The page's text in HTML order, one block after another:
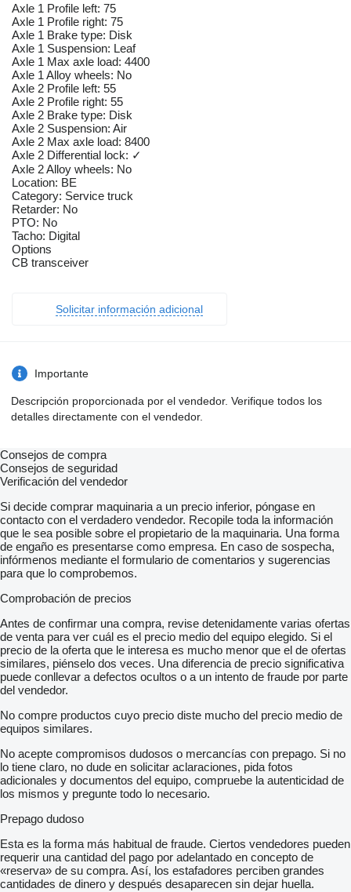
Axle 1 Profile left: 75
Axle 1 Profile right: 75
Axle 1 Brake type: Disk
Axle 1 Suspension: Leaf
Axle 1 Max axle load: 4400
Axle 1 Alloy wheels: No
Axle 2 Profile left: 55
Axle 2 Profile right: 55
Axle 2 Brake type: Disk
Axle 2 Suspension: Air
Axle 2 Max axle load: 8400
Axle 2 Differential lock: ✓
Axle 2 Alloy wheels: No
Location: BE
Category: Service truck
Retarder: No
PTO: No
Tacho: Digital
Options
CB transceiver
Solicitar información adicional
Importante
Descripción proporcionada por el vendedor. Verifique todos los
detalles directamente con el vendedor.
Consejos de compra
Consejos de seguridad
Verificación del vendedor
Si decide comprar maquinaria a un precio inferior, póngase en
contacto con el verdadero vendedor. Recopile toda la información
que le sea posible sobre el propietario de la maquinaria. Una forma
de engaño es presentarse como empresa. En caso de sospecha,
infórmenos mediante el formulario de comentarios y sugerencias
para que lo comprobemos.
Comprobación de precios
Antes de confirmar una compra, revise detenidamente varias ofertas
de venta para ver cuál es el precio medio del equipo elegido. Si el
precio de la oferta que le interesa es mucho menor que el de ofertas
similares, piénselo dos veces. Una diferencia de precio significativa
puede conllevar a defectos ocultos o a un intento de fraude por parte
del vendedor.
No compre productos cuyo precio diste mucho del precio medio de
equipos similares.
No acepte compromisos dudosos o mercancías con prepago. Si no
lo tiene claro, no dude en solicitar aclaraciones, pida fotos
adicionales y documentos del equipo, compruebe la autenticidad de
los mismos y pregunte todo lo necesario.
Prepago dudoso
Esta es la forma más habitual de fraude. Ciertos vendedores pueden
requerir una cantidad del pago por adelantado en concepto de
«reserva» de su compra. Así, los estafadores perciben grandes
cantidades de dinero y después desaparecen sin dejar huella.